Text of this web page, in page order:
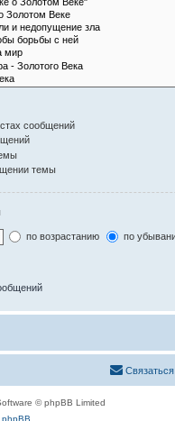
сообщений
темы
по возрастанию по
© phpBB Limited
phpBB